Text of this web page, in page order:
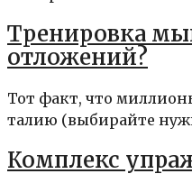
Тренировка
отложений?
Тот факт, что
талию (выбирайте
Комплекс